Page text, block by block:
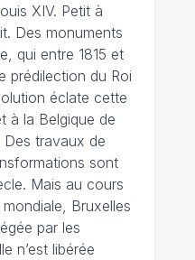
XIV. Petit à
Des monuments
qui entre 1815 et
prédilection du Roi
éclate cette
à la Belgique de
Des travaux de
sont
Mais au cours
Bruxelles
par les
n’est libérée